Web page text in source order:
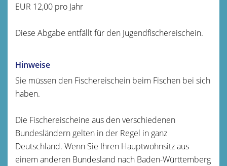
EUR 12,00 pro Jahr
Diese Abgabe entfällt für den Jugendfischereischein.
Hinweise
Sie müssen den Fischereischein beim Fischen bei sich
haben.
Die Fischereischeine aus den verschiedenen
Bundesländern gelten in der Regel in ganz
Deutschland. Wenn Sie Ihren Hauptwohnsitz aus
einem anderen Bundesland nach Baden-Württemberg